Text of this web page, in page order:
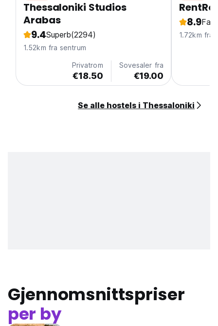
Thessaloniki Studios
Arabas
9.4Superb(2294)
1.52km fra sentrum
Privatrom
€18.50
Sovesaler fra
€19.00
8.9
1.72km fra
Se alle hostels i Thessaloniki
Gjennomsnittspriser
per by